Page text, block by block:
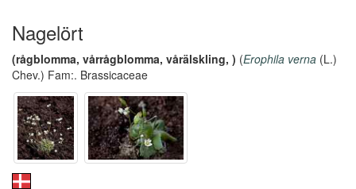
Nagelört
(rågblomma, vårrågblomma, vårälskling, ) (Erophila verna (L.)
Chev.) Fam:. Brassicaceae